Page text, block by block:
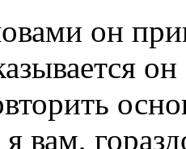
он
вам,